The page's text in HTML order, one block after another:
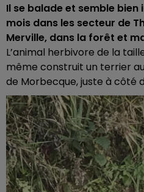
Il se balade et semble
mois dans les secteur de
Merville, dans la forêt et
L’animal herbivore de la
même construit un terrier
de Morbecque, juste à côté